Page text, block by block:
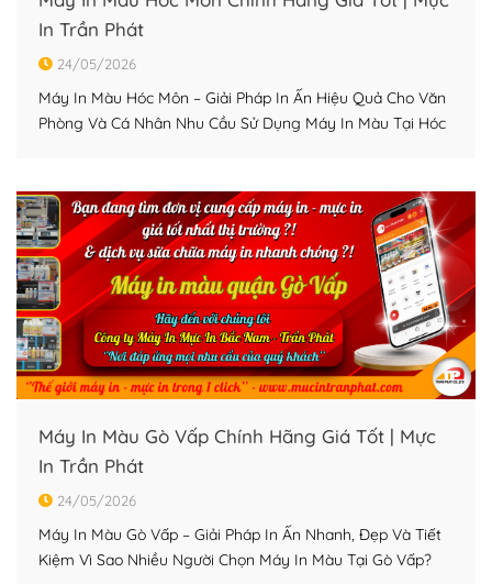
In Trần Phát
24/05/2026
Máy In Màu Hóc Môn – Giải Pháp In Ấn Hiệu Quả Cho Văn
Phòng Và Cá Nhân Nhu Cầu Sử Dụng Máy In Màu Tại Hóc
nhu cầu tìm mua […]
Máy In Màu Gò Vấp Chính Hãng Giá Tốt | Mực
In Trần Phát
24/05/2026
Máy In Màu Gò Vấp – Giải Pháp In Ấn Nhanh, Đẹp Và Tiết
Kiệm Vì Sao Nhiều Người Chọn Máy In Màu Tại Gò Vấp?